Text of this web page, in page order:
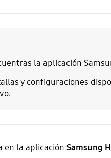
la aplicación
y configuraciones
en la aplicación Samsung